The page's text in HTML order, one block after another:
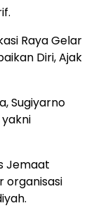
Raya Gelar
Diri, Ajak
Sugiyarno
Jemaat
organisasi